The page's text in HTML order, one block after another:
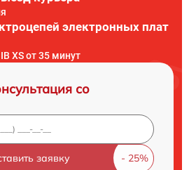
электронных плат
XS от 35 минут
со
заявку